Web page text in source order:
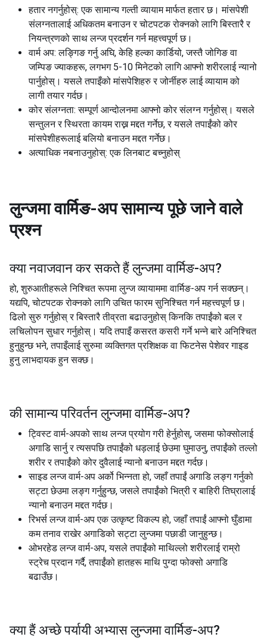
हतार नगर्नुहोस्: एक सामान्य गल्ती व्यायाम मार्फत हतार छ। मांसपेशी
संलग्नतालाई अधिकतम बनाउन र चोटपटक रोक्नको लागि बिस्तारै र
नियन्त्रणको साथ लन्ज प्रदर्शन गर्न महत्त्वपूर्ण छ।
वार्म अप: लङ्गिङ गर्नु अघि, केहि हल्का कार्डियो, जस्तै जोगिङ वा
जम्पिङ ज्याकहरू, लगभग 5-10 मिनेटको लागि आफ्नो शरीरलाई न्यानो
पार्नुहोस्। यसले तपाइँको मांसपेशिहरु र जोर्नीहरु लाई व्यायाम को
लागी तयार गर्दछ।
कोर संलग्नता: सम्पूर्ण आन्दोलनमा आफ्नो कोर संलग्न गर्नुहोस्। यसले
सन्तुलन र स्थिरता कायम राख्न मद्दत गर्नेछ, र यसले तपाईंको कोर
मांसपेशीहरूलाई बलियो बनाउन मद्दत गर्नेछ।
अत्याधिक नबनाउनुहोस्: एक लिनबाट बच्नुहोस्
लुन्जमा वार्मिङ-अप सामान्य पूछे जाने वाले
प्रश्न
क्या नवाजवान कर सकते हैं लुन्जमा वार्मिङ-अप?
हो, शुरुआतीहरूले निश्चित रूपमा लुन्ज व्यायाममा वार्मिङ-अप गर्न सक्छन्।
यद्यपि, चोटपटक रोक्नको लागि उचित फारम सुनिश्चित गर्न महत्त्वपूर्ण छ।
ढिलो सुरु गर्नुहोस् र बिस्तारै तीव्रता बढाउनुहोस् किनकि तपाईंको बल र
लचिलोपन सुधार गर्नुहोस्। यदि तपाइँ कसरत कसरी गर्ने भन्ने बारे अनिश्चित
हुनुहुन्छ भने, तपाइँलाई सुरुमा व्यक्तिगत प्रशिक्षक वा फिटनेस पेशेवर गाइड
हुनु लाभदायक हुन सक्छ।
की सामान्य परिवर्तन लुन्जमा वार्मिङ-अप?
ट्विस्ट वार्म-अपको साथ लन्ज प्रयोग गरी हेर्नुहोस्, जसमा फोक्सोलाई
अगाडि सार्नु र त्यसपछि तपाईंको धड़लाई छेउमा घुमाउनु, तपाईंको तल्लो
शरीर र तपाईंको कोर दुवैलाई न्यानो बनाउन मद्दत गर्दछ।
साइड लन्ज वार्म-अप अर्को भिन्नता हो, जहाँ तपाईं अगाडि लङ्ग गर्नुको
सट्टा छेउमा लङ्ग गर्नुहुन्छ, जसले तपाईंको भित्री र बाहिरी तिघ्रालाई
न्यानो बनाउन मद्दत गर्दछ।
रिभर्स लन्ज वार्म-अप एक उत्कृष्ट विकल्प हो, जहाँ तपाईं आफ्नो घुँडामा
कम तनाव राखेर अगाडिको सट्टा लुन्जमा पछाडी जानुहुन्छ।
ओभरहेड लन्ज वार्म-अप, यसले तपाईंको माथिल्लो शरीरलाई राम्रो
स्ट्रेच प्रदान गर्दै, तपाईंको हातहरू माथि पुग्दा फोक्सो अगाडि
बढाउँछ।
क्या हैं अच्छे पर्यायी अभ्यास लुन्जमा वार्मिङ-अप?